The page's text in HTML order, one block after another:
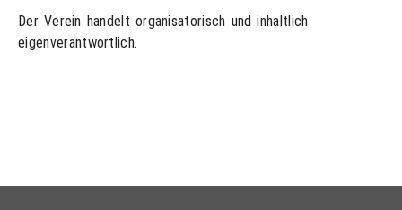
Der Verein handelt organisatorisch und inhaltlich
eigenverantwortlich.